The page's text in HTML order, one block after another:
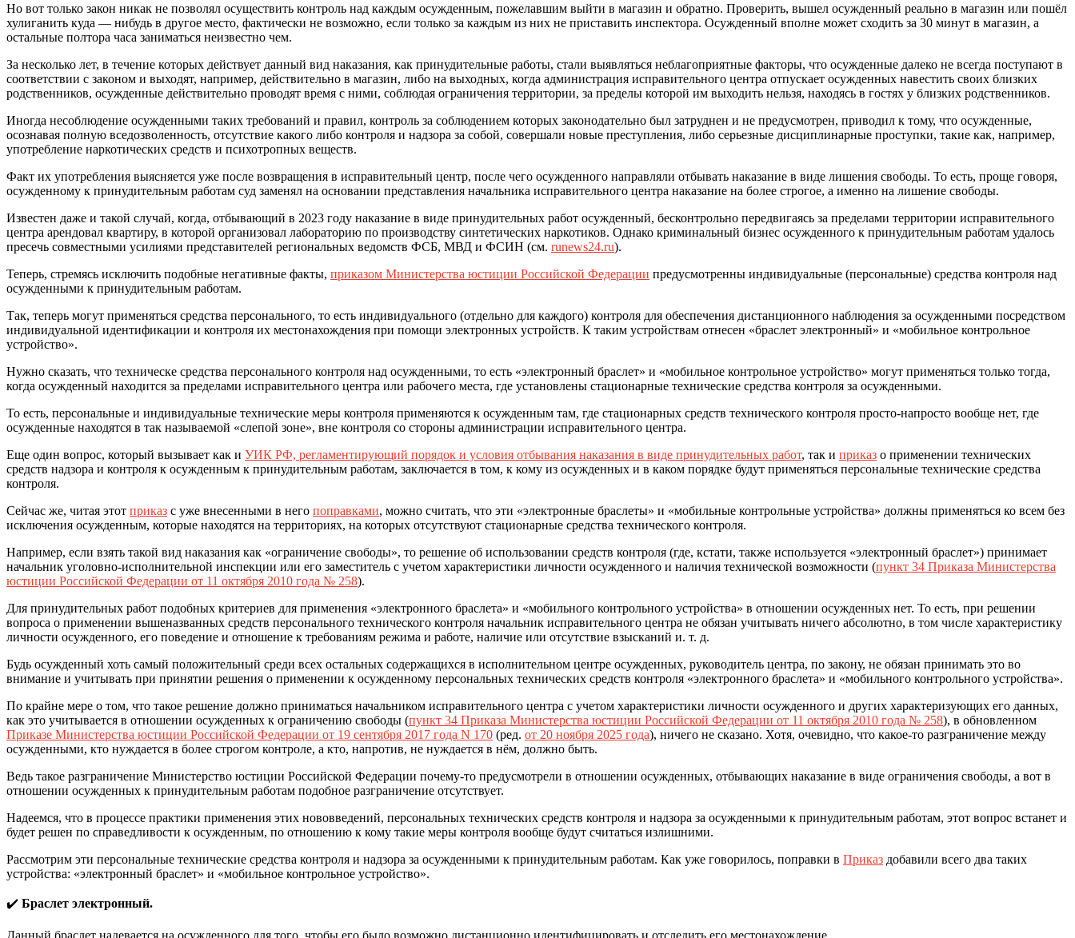
Но вот только закон никак не позволял осуществить контроль над каждым осужденным, пожелавшим выйти в магазин и обратно. Проверить, вышел осужденный реально в магазин или пошёл
хулиганить куда — нибудь в другое место, фактически не возможно, если только за каждым из них не приставить инспектора. Осужденный вполне может сходить за 30 минут в магазин, а
остальные полтора часа заниматься неизвестно чем.
За несколько лет, в течение которых действует данный вид наказания, как принудительные работы, стали выявляться неблагоприятные факторы, что осужденные далеко не всегда поступают в
соответствии с законом и выходят, например, действительно в магазин, либо на выходных, когда администрация исправительного центра отпускает осужденных навестить своих близких
родственников, осужденные действительно проводят время с ними, соблюдая ограничения территории, за пределы которой им выходить нельзя, находясь в гостях у близких родственников.
Иногда несоблюдение осужденными таких требований и правил, контроль за соблюдением которых законодательно был затруднен и не предусмотрен, приводил к тому, что осужденные,
осознавая полную вседозволенность, отсутствие какого либо контроля и надзора за собой, совершали новые преступления, либо серьезные дисциплинарные проступки, такие как, например,
употребление наркотических средств и психотропных веществ.
Факт их употребления выясняется уже после возвращения в исправительный центр, после чего осужденного направляли отбывать наказание в виде лишения свободы. То есть, проще говоря,
осужденному к принудительным работам суд заменял на основании представления начальника исправительного центра наказание на более строгое, а именно на лишение свободы.
Известен даже и такой случай, когда, отбывающий в 2023 году наказание в виде принудительных работ осужденный, бесконтрольно передвигаясь за пределами территории исправительного
центра арендовал квартиру, в которой организовал лабораторию по производству синтетических наркотиков. Однако криминальный бизнес осужденного к принудительным работам удалось
пресечь совместными усилиями представителей региональных ведомств ФСБ, МВД и ФСИН (см. runews24.ru).
Теперь, стремясь исключить подобные негативные факты, приказом Министерства юстиции Российской Федерации предусмотренны индивидуальные (персональные) средства контроля над
осужденными к принудительным работам.
Так, теперь могут применяться средства персонального, то есть индивидуального (отдельно для каждого) контроля для обеспечения дистанционного наблюдения за осужденными посредством
индивидуальной идентификации и контроля их местонахождения при помощи электронных устройств. К таким устройствам отнесен «браслет электронный» и «мобильное контрольное
устройство».
Нужно сказать, что техническе средства персонального контроля над осужденными, то есть «электронный браслет» и «мобильное контрольное устройство» могут применяться только тогда,
когда осужденный находится за пределами исправительного центра или рабочего места, где установлены стационарные технические средства контроля за осужденными.
То есть, персональные и индивидуальные технические меры контроля применяются к осужденным там, где стационарных средств технического контроля просто-напросто вообще нет, где
осужденные находятся в так называемой «слепой зоне», вне контроля со стороны администрации исправительного центра.
Еще один вопрос, который вызывает как и УИК РФ, регламентирующий порядок и условия отбывания наказания в виде принудительных работ, так и приказ о применении технических
средств надзора и контроля к осужденным к принудительным работам, заключается в том, к кому из осужденных и в каком порядке будут применяться персональные технические средства
контроля.
Сейчас же, читая этот приказ с уже внесенными в него поправками, можно считать, что эти «электронные браслеты» и «мобильные контрольные устройства» должны применяться ко всем без
исключения осужденным, которые находятся на территориях, на которых отсутствуют стационарные средства технического контроля.
Например, если взять такой вид наказания как «ограничение свободы», то решение об использовании средств контроля (где, кстати, также используется «электронный браслет») принимает
начальник уголовно-исполнительной инспекции или его заместитель с учетом характеристики личности осужденного и наличия технической возможности (пункт 34 Приказа Министерства
юстиции Российской Федерации от 11 октября 2010 года № 258).
Для принудительных работ подобных критериев для применения «электронного браслета» и «мобильного контрольного устройства» в отношении осужденных нет. То есть, при решении
вопроса о применении вышеназванных средств персонального технического контроля начальник исправительного центра не обязан учитывать ничего абсолютно, в том числе характеристику
личности осужденного, его поведение и отношение к требованиям режима и работе, наличие или отсутствие взысканий и. т. д.
Будь осужденный хоть самый положительный среди всех остальных содержащихся в исполнительном центре осужденных, руководитель центра, по закону, не обязан принимать это во
внимание и учитывать при принятии решения о применении к осужденному персональных технических средств контроля «электронного браслета» и «мобильного контрольного устройства».
По крайне мере о том, что такое решение должно приниматься начальником исправительного центра с учетом характеристики личности осужденного и других характеризующих его данных,
как это учитывается в отношении осужденных к ограничению свободы (пункт 34 Приказа Министерства юстиции Российской Федерации от 11 октября 2010 года № 258), в обновленном
Приказе Министерства юстиции Российской Федерации от 19 сентября 2017 года N 170 (ред. от 20 ноября 2025 года), ничего не сказано. Хотя, очевидно, что какое-то разграничение между
осужденными, кто нуждается в более строгом контроле, а кто, напротив, не нуждается в нём, должно быть.
Ведь такое разграничение Министерство юстиции Российской Федерации почему-то предусмотрели в отношении осужденных, отбывающих наказание в виде ограничения свободы, а вот в
отношении осужденных к принудительным работам подобное разграничение отсутствует.
Надеемся, что в процессе практики применения этих нововведений, персональных технических средств контроля и надзора за осужденными к принудительным работам, этот вопрос встанет и
будет решен по справедливости к осужденным, по отношению к кому такие меры контроля вообще будут считаться излишними.
Рассмотрим эти персональные технические средства контроля и надзора за осужденными к принудительным работам. Как уже говорилось, поправки в Приказ добавили всего два таких
устройства: «электронный браслет» и «мобильное контрольное устройство».
✔️ Браслет электронный.
Данный браслет надевается на осужденного для того, чтобы его было возможно дистанционно идентифицировать и отследить его местонахождение.